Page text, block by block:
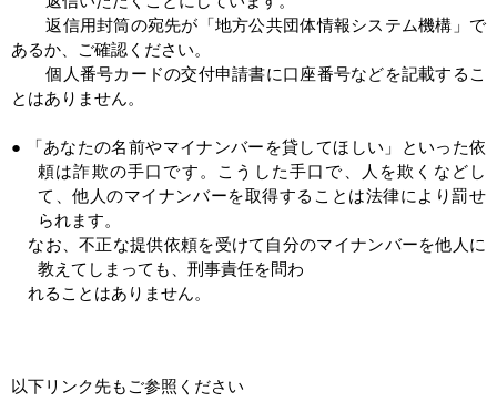
返信用封筒の宛先が「地方公共団体情報システム機構」で
あるか、ご確認ください。
個人番号カードの交付申請書に口座番号などを記載するこ
とはありません。
● 「あなたの名前やマイナンバーを貸してほしい」といった依
頼は詐欺の手口です。
こうした手口で、人を欺くなどし
て、他人のマイナンバーを取得することは法律により罰せ
られます。
なお、不正な提供依頼を受けて自分のマイナンバーを他人に
教えてしまっても、刑事責任を問わ
れることはありません。
以下リンク先もご参照ください